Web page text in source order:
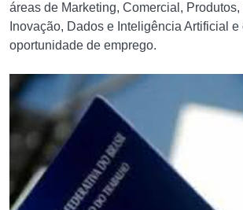
áreas de Marketing, Comercial, Produtos,
Inovação, Dados e Inteligência Artificial e
oportunidade de emprego.